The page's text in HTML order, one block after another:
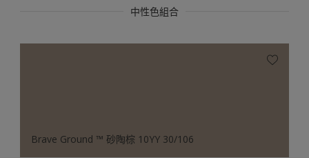
中性色組合
Brave Ground ™ 砂陶棕 10YY 30/106